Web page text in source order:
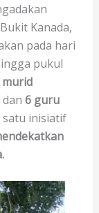
Kanada,
pada hari
pukul
murid
6 guru
satu inisiatif